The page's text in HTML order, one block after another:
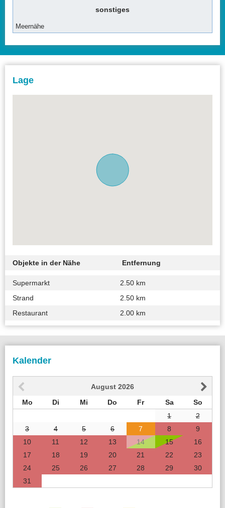
sonstiges
Meernähe
Lage
Objekte in der Nähe Entfernung
Supermarkt
2.50 km
Strand
2.50 km
Restaurant
2.00 km
Kalender
August 2026
Mo
Di Mi Do Fr Sa
So
1
2
3
4 5 6 7 8
9
10
11 12 13 14 15
16
17
18 19 20 21 22
23
24
25 26 27 28 29
30
31